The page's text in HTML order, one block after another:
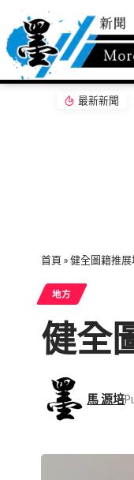
最新新聞
首頁 »健全圖籍推
地方
健全
馬 源培